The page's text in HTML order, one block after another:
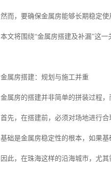
然而，要确保金属房能够长期稳定
本文将围绕“金属房搭建及补漏”这
金属房搭建：规划与施工并重
金属房的搭建并非简单的拼装过程
首先，在搭建前，必须对场地进行合
基础是金属房稳定性的根本，如果
因此，在珠海这样的沿海城市，尤